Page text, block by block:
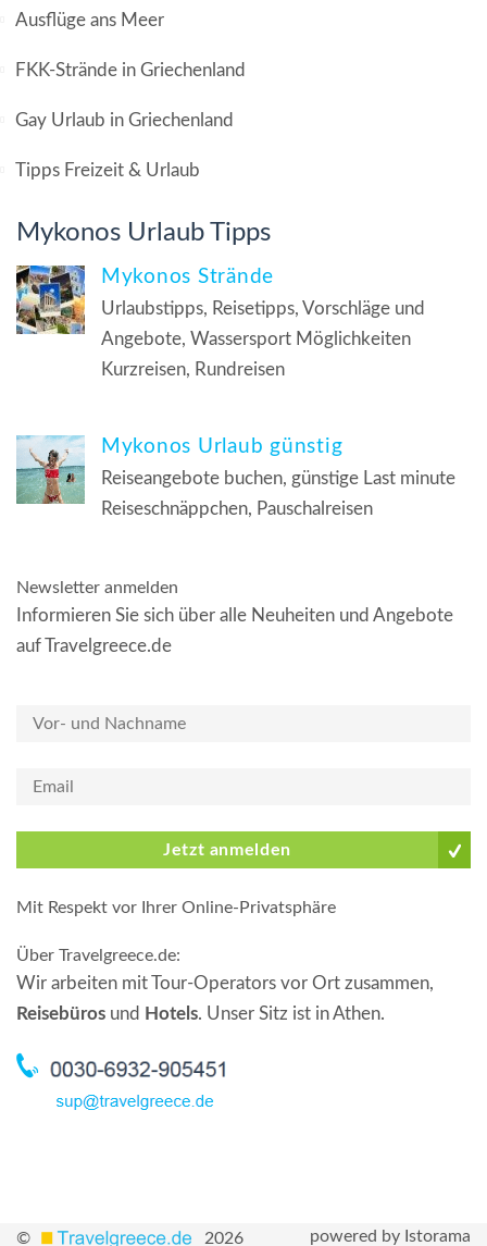
Ausflüge ans Meer
FKK-Strände in Griechenland
Gay Urlaub in Griechenland
Tipps Freizeit & Urlaub
Mykonos Urlaub Tipps
Mykonos Strände
Urlaubstipps, Reisetipps, Vorschläge und
Angebote, Wassersport Möglichkeiten
Kurzreisen, Rundreisen
Mykonos Urlaub günstig
Reiseangebote buchen, günstige Last minute
Reiseschnäppchen, Pauschalreisen
Newsletter anmelden
Informieren Sie sich über alle Neuheiten und Angebote
auf Travelgreece.de
Jetzt anmelden
Mit Respekt vor Ihrer Online-Privatsphäre
Über Travelgreece.de:
Wir arbeiten mit Tour-Operators vor Ort zusammen,
Reisebüros und Hotels. Unser Sitz ist in Athen.
© 2026 powered by Istorama